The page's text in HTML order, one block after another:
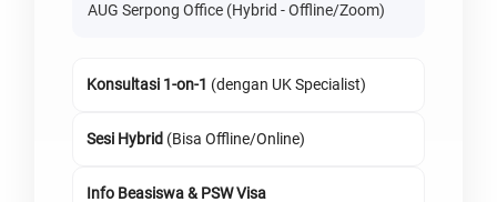
AUG Serpong Office (Hybrid - Offline/Zoom)
Konsultasi 1-on-1 (dengan UK Specialist)
Sesi Hybrid (Bisa Offline/Online)
Info Beasiswa & PSW Visa